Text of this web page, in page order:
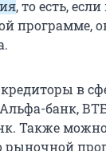
, то есть,
программе,
в
банк,
Также
рыночной